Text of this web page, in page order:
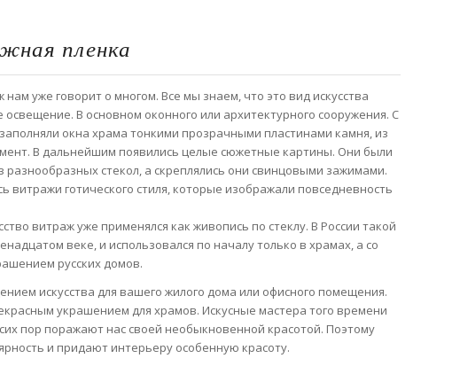
пленка
уже говорит о многом. Все мы знаем, что это вид искусства
освещение. В основном оконного или архитектурного сооружения. С
окна храма тонкими прозрачными пластинами камня, из
В дальнейшим появились целые сюжетные картины. Они были
разнообразных стекол, а скреплялись они свинцовыми зажимами.
витражи готического стиля, которые изображали повседневность
витраж уже применялся как живопись по стеклу. В России такой
веке, и использовался по началу только в храмах, а со
русских домов.
искусства для вашего жилого дома или офисного помещения.
украшением для храмов. Искусные мастера того времени
пор поражают нас своей необыкновенной красотой. Поэтому
и придают интерьеру особенную красоту.